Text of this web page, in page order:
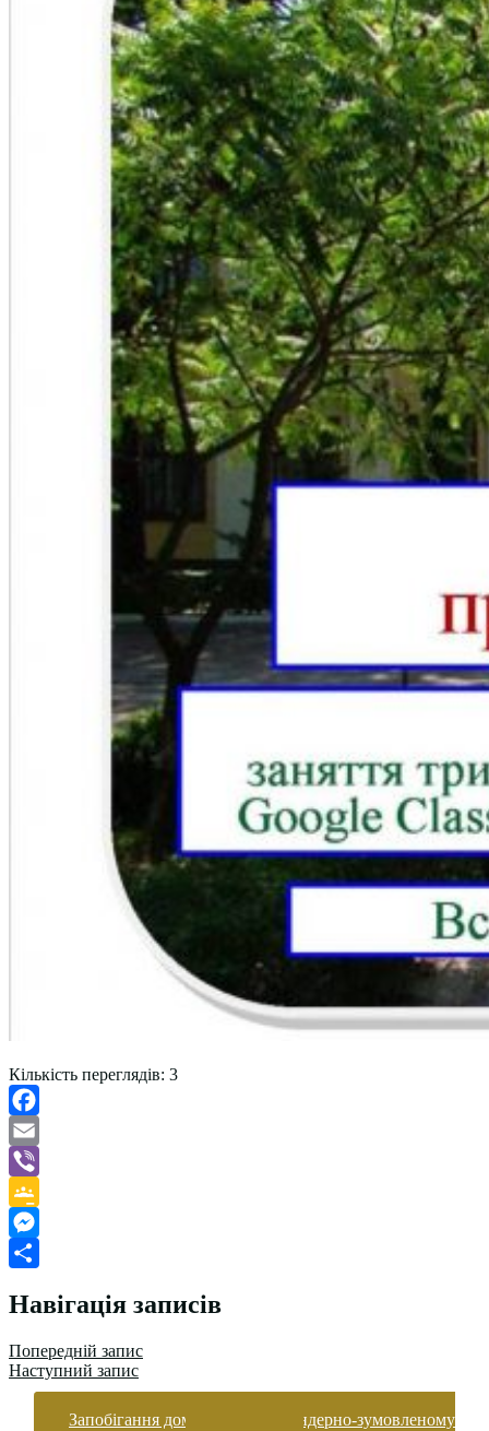
Студентам
Денна форма навчання
Заочна форма навчання
Студентська рада
Документація. Карантин
Документація. Воєнний стан
Центр кар’єри та працевлаштування
Центр дуальної освіти
Неформальна та інформальна освіта
Вступникам
Міжнародне співробітництво
Міжнародне співробітництво для викладачів
Міжнародне співробітництво для студентів
Угоди та договори
Контакти
Публічність
Кваліфікаційний центр МФК
Нормативно-правова база
Форма заяви здобувача
Перелік професій
Професійні стандарти
Майстри сервісних центрів
Про формальну, неформальну та інформальну освіту
Кількість переглядів: 3
Facebook
Email
Viber
Google
Classroom
Messenger
Навігація записів
Попередній запис
Наступний запис
Запобігання домашньому та гендерно-зумовленому